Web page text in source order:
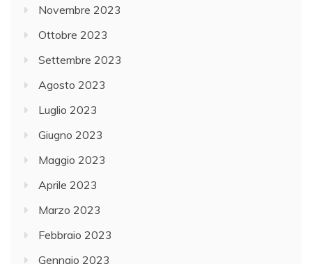
Novembre 2023
Ottobre 2023
Settembre 2023
Agosto 2023
Luglio 2023
Giugno 2023
Maggio 2023
Aprile 2023
Marzo 2023
Febbraio 2023
Gennaio 2023